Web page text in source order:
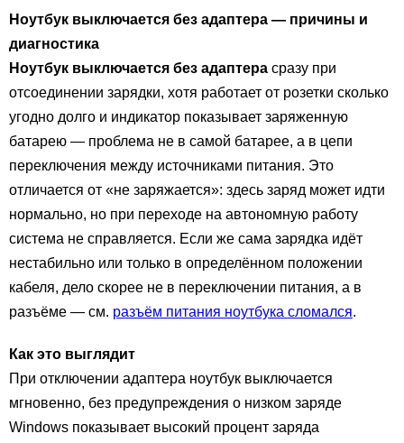
Ноутбук выключается без адаптера — причины и
диагностика
Ноутбук выключается без адаптера сразу при
отсоединении зарядки, хотя работает от розетки сколько
угодно долго и индикатор показывает заряженную
батарею — проблема не в самой батарее, а в цепи
переключения между источниками питания. Это
отличается от «не заряжается»: здесь заряд может идти
нормально, но при переходе на автономную работу
система не справляется. Если же сама зарядка идёт
нестабильно или только в определённом положении
кабеля, дело скорее не в переключении питания, а в
разъёме — см. разъём питания ноутбука сломался.
Как это выглядит
При отключении адаптера ноутбук выключается
мгновенно, без предупреждения о низком заряде
Windows показывает высокий процент заряда